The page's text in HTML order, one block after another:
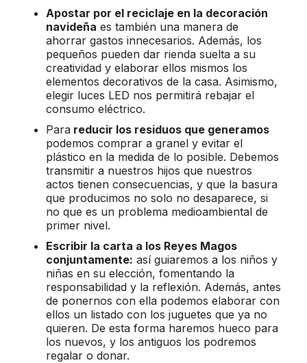
Apostar por el reciclaje en la decoración
navideña es también una manera de
ahorrar gastos innecesarios. Además, los
pequeños pueden dar rienda suelta a su
creatividad y elaborar ellos mismos los
elementos decorativos de la casa. Asimismo,
elegir luces LED nos permitirá rebajar el
consumo eléctrico.
Parareducir los residuos que generamos
podemos comprar a granel y evitar el
plástico en la medida de lo posible. Debemos
transmitir a nuestros hijos que nuestros
actos tienen consecuencias, y que la basura
que producimos no solo no desaparece, si
no que es un problema medioambiental de
primer nivel.
Escribir la carta a los Reyes Magos
conjuntamente: así guiaremos a los niños y
niñas en su elección, fomentando la
responsabilidad y la reflexión. Además, antes
de ponernos con ella podemos elaborar con
ellos un listado con los juguetes que ya no
quieren. De esta forma haremos hueco para
los nuevos, y los antiguos los podremos
regalar o donar.